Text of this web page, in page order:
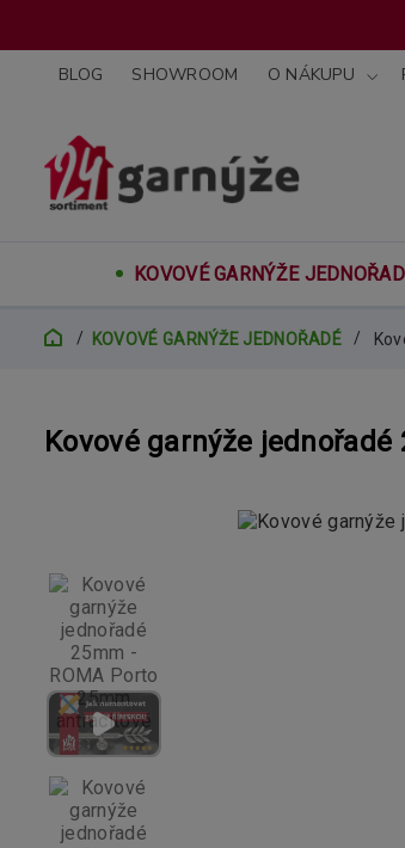
BLOG SHOWROOM O NÁKUPU
KOVOVÉ GARNÝŽE
KOVOVÉ GARNÝŽE JEDNOŘADÉ
Kovové garnýže